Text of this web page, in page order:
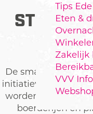
Tips
Eten &
Zakelijk
VVV
De smaak van Ede
initiatieven waar
worden gemaakt
boerderijen en